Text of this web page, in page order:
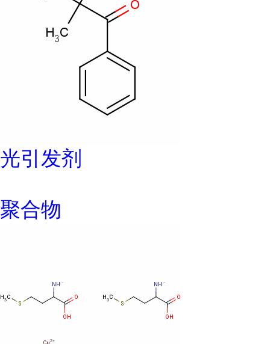
光引发剂
聚合物